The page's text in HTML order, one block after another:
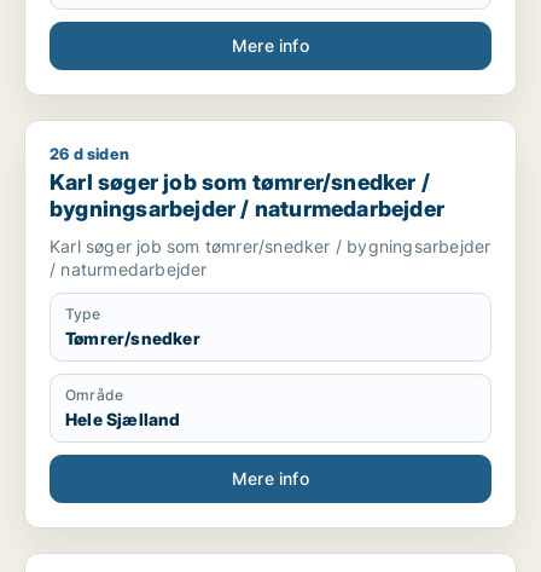
Mere info
Karl søger job som tømrer/snedker / bygningsarbejder /
26 d siden
Karl søger job som tømrer/snedker /
bygningsarbejder / naturmedarbejder
Karl søger job som tømrer/snedker / bygningsarbejder
/ naturmedarbejder
Type
Tømrer/snedker
Område
Hele Sjælland
Mere info